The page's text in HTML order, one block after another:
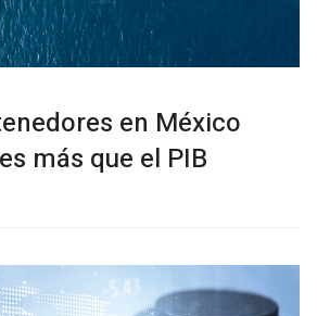
en México
más que el PIB